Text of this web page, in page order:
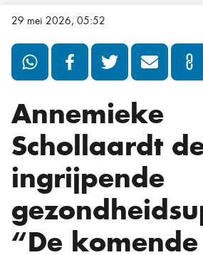
29 mei 2026, 05:52
Annemieke
Schollaardt
ingrijpende
“De